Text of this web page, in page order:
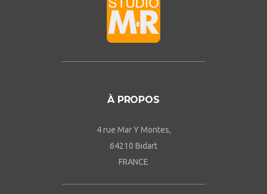
64210 Bidart